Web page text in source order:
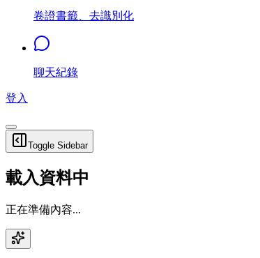
卷證書籤、去識別化
聊天紀錄
登入
Toggle Sidebar
載入資料中
正在準備內容...